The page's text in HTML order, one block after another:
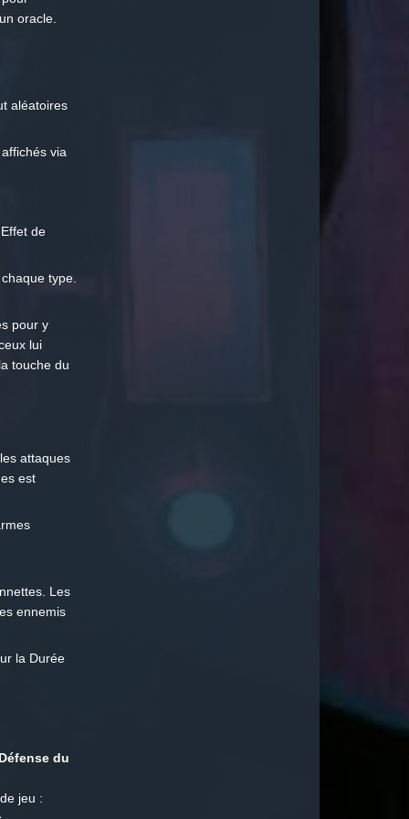
oracle.
aléatoires
via
de
type.
pour y
lui
touche du
attaques
est
Les
ennemis
la Durée
du
jeu :